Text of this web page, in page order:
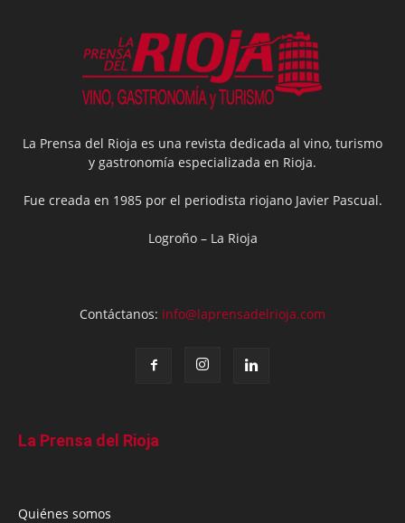
La Prensa del Rioja es una revista dedicada al vino, turismo
y gastronomía especializada en Rioja.
Fue creada en 1985 por el periodista riojano Javier Pascual.
Logroño – La Rioja
Contáctanos: info@laprensadelrioja.com
La Prensa del Rioja
Quiénes somos